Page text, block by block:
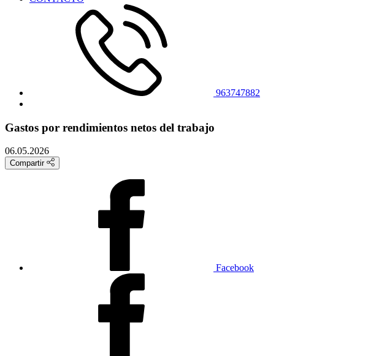
963747882
Gastos por rendimientos netos del trabajo
06.05.2026
Compartir
Facebook